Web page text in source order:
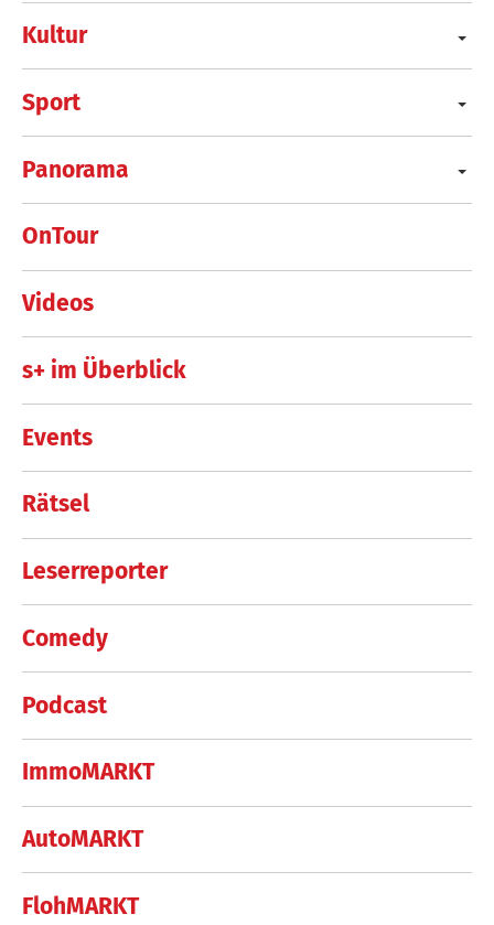
Kultur
Sport
Panorama
OnTour
Videos
s+ im Überblick
Events
Rätsel
Leserreporter
Comedy
Podcast
ImmoMARKT
AutoMARKT
FlohMARKT